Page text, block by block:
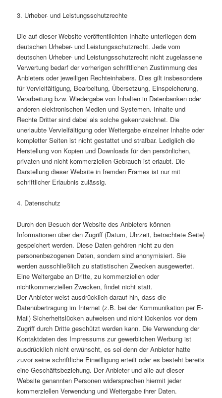
3. Urheber- und Leistungsschutzrechte
Die auf dieser Website veröffentlichten Inhalte unterliegen dem
deutschen Urheber- und Leistungsschutzrecht. Jede vom
deutschen Urheber- und Leistungsschutzrecht nicht zugelassene
Verwertung bedarf der vorherigen schriftlichen Zustimmung des
Anbieters oder jeweiligen Rechteinhabers. Dies gilt insbesondere
für Vervielfältigung, Bearbeitung, Übersetzung, Einspeicherung,
Verarbeitung bzw. Wiedergabe von Inhalten in Datenbanken oder
anderen elektronischen Medien und Systemen. Inhalte und
Rechte Dritter sind dabei als solche gekennzeichnet. Die
unerlaubte Vervielfältigung oder Weitergabe einzelner Inhalte oder
kompletter Seiten ist nicht gestattet und strafbar. Lediglich die
Herstellung von Kopien und Downloads für den persönlichen,
privaten und nicht kommerziellen Gebrauch ist erlaubt. Die
Darstellung dieser Website in fremden Frames ist nur mit
schriftlicher Erlaubnis zulässig.
4. Datenschutz
Durch den Besuch der Website des Anbieters können
Informationen über den Zugriff (Datum, Uhrzeit, betrachtete Seite)
gespeichert werden. Diese Daten gehören nicht zu den
personenbezogenen Daten, sondern sind anonymisiert. Sie
werden ausschließlich zu statistischen Zwecken ausgewertet.
Eine Weitergabe an Dritte, zu kommerziellen oder
nichtkommerziellen Zwecken, findet nicht statt.
Der Anbieter weist ausdrücklich darauf hin, dass die
Datenübertragung im Internet (z.B. bei der Kommunikation per E-
Mail) Sicherheitslücken aufweisen und nicht lückenlos vor dem
Zugriff durch Dritte geschützt werden kann. Die Verwendung der
Kontaktdaten des Impressums zur gewerblichen Werbung ist
ausdrücklich nicht erwünscht, es sei denn der Anbieter hatte
zuvor seine schriftliche Einwilligung erteilt oder es besteht bereits
eine Geschäftsbeziehung. Der Anbieter und alle auf dieser
Website genannten Personen widersprechen hiermit jeder
kommerziellen Verwendung und Weitergabe ihrer Daten.